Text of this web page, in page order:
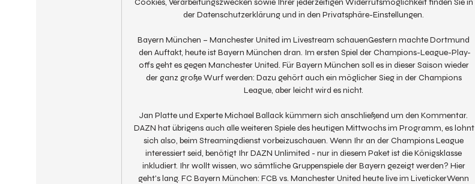
der Datenschutzerklärung und in den Privatsphäre-Einstellungen.
Bayern München – Manchester United im Livestream schauenGestern machte Dortmund
den Auftakt, heute ist Bayern München dran. Im ersten Spiel der Champions-League-Play-
offs geht es gegen Manchester United. Für Bayern München soll es in dieser Saison wieder
der ganz große Wurf werden: Dazu gehört auch ein möglicher Sieg in der Champions
League, aber leicht wird es nicht.
Jan Platte und Experte Michael Ballack kümmern sich anschließend um den Kommentar.
DAZN hat übrigens auch alle weiteren Spiele des heutigen Mittwochs im Programm, es lohnt
sich also, beim Streamingdienst vorbeizuschauen. Wenn Ihr an der Champions League
interessiert seid, benötigt Ihr DAZN Unlimited - nur in diesem Paket ist die Königsklasse
inkludiert. Ihr wollt wissen, wo sämtliche Gruppenspiele der Bayern gezeigt werden? Hier
geht's lang. FC Bayern München: FCB vs. Manchester United heute live im LivetickerWenn